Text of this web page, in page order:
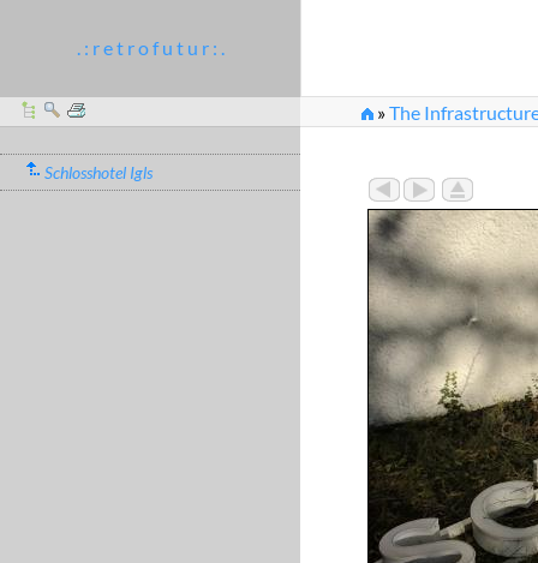
. : r e t r o f u t u r : .
»The
Schlosshotel Igls